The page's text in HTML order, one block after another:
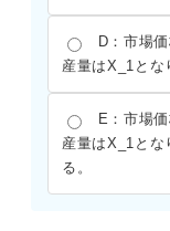
D：市場
産量はX_1とな
E：市場
産量はX_1とな
る。